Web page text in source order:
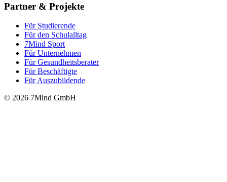
Partner & Projekte
Für Stu­die­rende
Für den Schulalltag
7Mind Sport
Für Unter­neh­men
Für Gesund­heits­be­ra­ter
Für Beschäftigte
Für Auszubildende
© 2026 7Mind GmbH